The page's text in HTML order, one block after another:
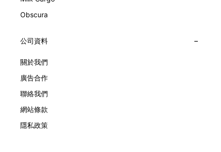
Obscura
公司資料
關於我們
廣告合作
聯絡我們
網站條款
隱私政策